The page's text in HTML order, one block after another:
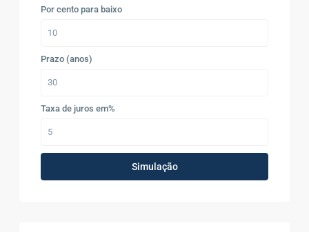
Por cento para baixo
Prazo (anos)
Taxa de juros em%
Simulação